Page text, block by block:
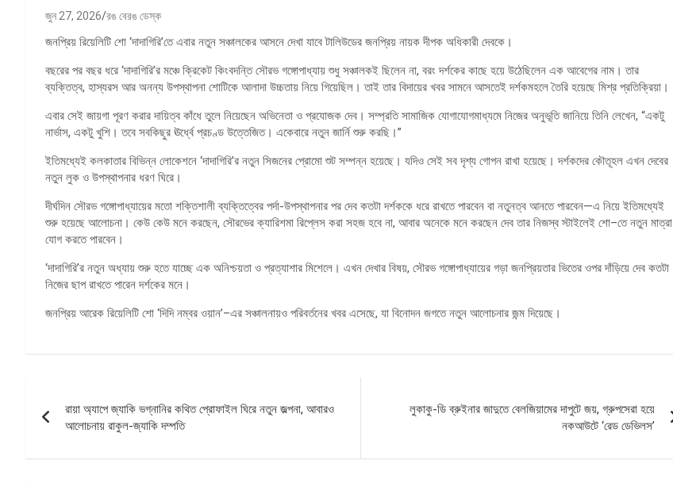
জুন 27, 2026 রঙ বেরঙ ডেস্ক
জনপ্রিয় রিয়েলিটি শো ‘দাদাগিরি’তে এবার নতুন সঞ্চালকের আসনে দেখা যাবে টালিউডের জনপ্রিয় নায়ক দীপক অধিকারী দেবকে।
বছরের পর বছর ধরে ‘দাদাগিরি’র মঞ্চে ক্রিকেট কিংবদন্তি সৌরভ গঙ্গোপাধ্যায় শুধু সঞ্চালকই ছিলেন না, বরং দর্শকের কাছে হয়ে উঠেছিলেন এক আবেগের নাম। তার
ব্যক্তিত্ব, হাস্যরস আর অনন্য উপস্থাপনা শোটিকে আলাদা উচ্চতায় নিয়ে গিয়েছিল। তাই তার বিদায়ের খবর সামনে আসতেই দর্শকমহলে তৈরি হয়েছে মিশ্র প্রতিক্রিয়া।
এবার সেই জায়গা পূরণ করার দায়িত্ব কাঁধে তুলে নিয়েছেন অভিনেতা ও প্রযোজক দেব। সম্প্রতি সামাজিক যোগাযোগমাধ্যমে নিজের অনুভূতি জানিয়ে তিনি লেখেন, “একটু
নার্ভাস, একটু খুশি। তবে সবকিছুর ঊর্ধ্বে প্রচণ্ড উত্তেজিত। একেবারে নতুন জার্নি শুরু করছি।”
ইতিমধ্যেই কলকাতার বিভিন্ন লোকেশনে ‘দাদাগিরি’র নতুন সিজনের প্রোমো শুট সম্পন্ন হয়েছে। যদিও সেই সব দৃশ্য গোপন রাখা হয়েছে। দর্শকদের কৌতূহল এখন দেবের
নতুন লুক ও উপস্থাপনার ধরণ ঘিরে।
দীর্ঘদিন সৌরভ গঙ্গোপাধ্যায়ের মতো শক্তিশালী ব্যক্তিত্বের পর্দা-উপস্থাপনার পর দেব কতটা দর্শককে ধরে রাখতে পারবেন বা নতুনত্ব আনতে পারবেন—এ নিয়ে ইতিমধ্যেই
শুরু হয়েছে আলোচনা। কেউ কেউ মনে করছেন, সৌরভের ক্যারিশমা রিপ্লেস করা সহজ হবে না, আবার অনেকে মনে করছেন দেব তার নিজস্ব স্টাইলেই শো–তে নতুন মাত্রা
যোগ করতে পারবেন।
‘দাদাগিরি’র নতুন অধ্যায় শুরু হতে যাচ্ছে এক অনিশ্চয়তা ও প্রত্যাশার মিশেলে। এখন দেখার বিষয়, সৌরভ গঙ্গোপাধ্যায়ের গড়া জনপ্রিয়তার ভিতের ওপর দাঁড়িয়ে দেব কতটা
নিজের ছাপ রাখতে পারেন দর্শকের মনে।
জনপ্রিয় আরেক রিয়েলিটি শো ‘দিদি নম্বর ওয়ান’–এর সঞ্চালনায়ও পরিবর্তনের খবর এসেছে, যা বিনোদন জগতে নতুন আলোচনার জন্ম দিয়েছে।
ন্যাভিগেশন
রায়া অ্যাপে জ্যাকি ভগ্নানির কথিত প্রোফাইল ঘিরে নতুন জল্পনা, আবারও
আলোচনায় রাকুল-জ্যাকি দম্পতি
লুকাকু-ডি ব্রুইনার জাদুতে বেলজিয়ামের দাপুটে জয়, গ্রুপসেরা হয়ে
নকআউটে ‘রেড ডেভিলস’